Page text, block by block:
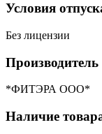
Условия
Без лицензии
Производитель
*ФИТЭРА ООО*
Наличие